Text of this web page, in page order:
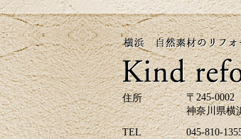
フォームに関するご相談、お見積りなどお
気軽にお問い合わせください。ホームペー
ジでは、H区M様邸のキッチリフォーム、A
区N様邸の玄関ドアリフォーム事例を掲載致
しました。リフォームのご参考に是非ご覧
ください。皆様からのお問合せをお待ちし
ております。
2026/04/17
青葉が美しい季節になりました。明るい日
住所
〒245-0002
神奈川県横
TEL
045-810-